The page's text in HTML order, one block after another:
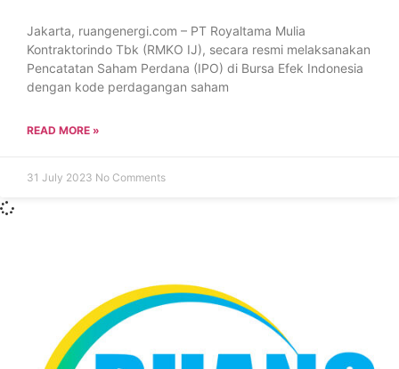
Jakarta, ruangenergi.com – PT Royaltama Mulia
Kontraktorindo Tbk (RMKO IJ), secara resmi melaksanakan
Pencatatan Saham Perdana (IPO) di Bursa Efek Indonesia
dengan kode perdagangan saham
READ MORE »
31 July 2023 No Comments